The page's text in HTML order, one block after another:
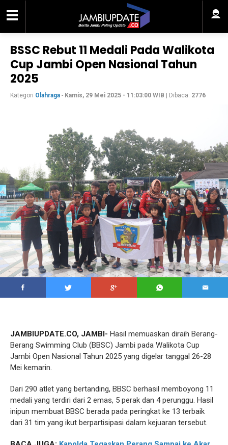
BSSC Rebut 11 Medali Pada Walikota
Cup Jambi Open Nasional Tahun
2025
Kategori Olahraga - Kamis, 29 Mei 2025 - 11:03:00 WIB | Dibaca: 2776
JAMBIUPDATE.CO, JAMBI- Hasil memuaskan diraih Berang-
Berang Swimming Club (BBSC) Jambi pada Walikota Cup
Jambi Open Nasional Tahun 2025 yang digelar tanggal 26-28
Mei kemarin.
Dari 290 atlet yang bertanding, BBSC berhasil memboyong 11
medali yang terdiri dari 2 emas, 5 perak dan 4 perunggu. Hasil
inipun membuat BBSC berada pada peringkat ke 13 terbaik
dari 31 tim yang ikut berpartisipasi dalam kejuaran tersebut.